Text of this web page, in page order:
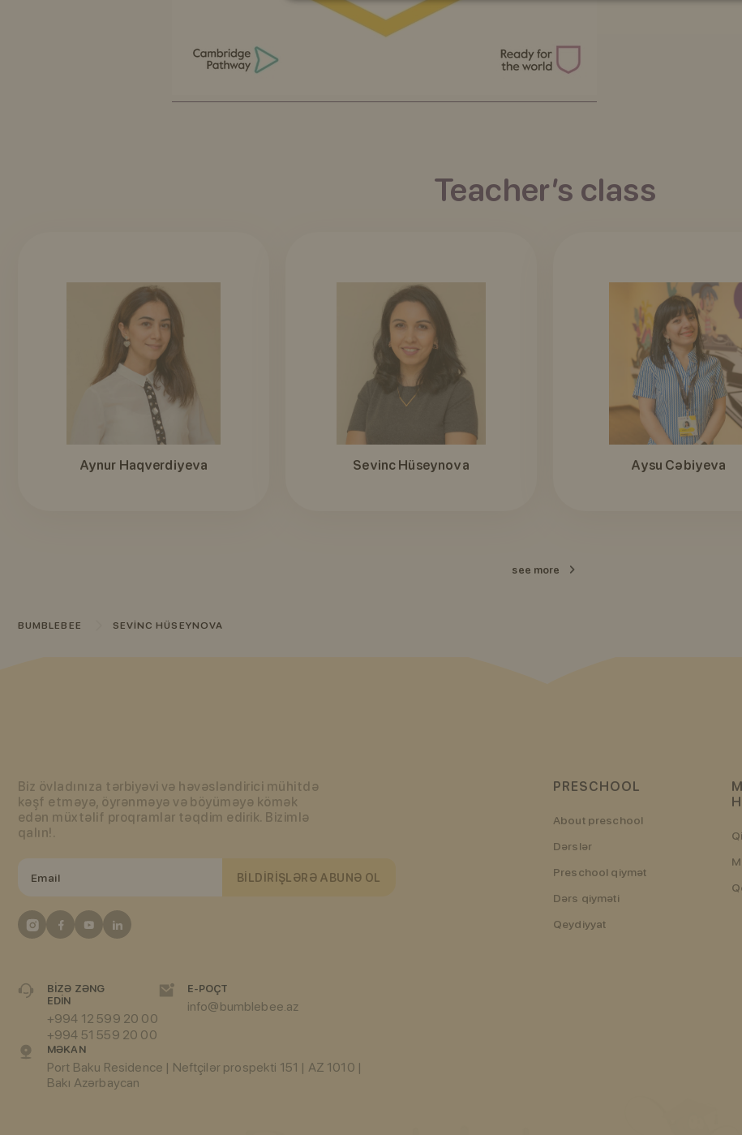
Teacher’s class
Aynur Haqverdiyeva Sevinc Hüseynova Aysu Cəbiyeva
see more
BUMBLEBEE SEVINC HÜSEYNOVA
Biz övladınıza tərbiyəvi və həvəsləndirici mühitdə
kəşf etməyə, öyrənməyə və böyüməyə kömək
edən müxtəlif proqramlar təqdim edirik. Bizimlə
qalın!.
BILDIRIŞLƏRƏ ABUNƏ OL
BIZƏ ZƏNG
EDIN
+994 12 599 20 00
+994 51 559 20 00
E-POÇT
info@bumblebee.az
MƏKAN
Port Baku Residence | Neftçilər prospekti 151 | AZ 1010 |
Bakı Azərbaycan
PRESCHOOL
About preschool
Dərslər
Preschool qiymət
Dərs qiyməti
Qeydiyyat